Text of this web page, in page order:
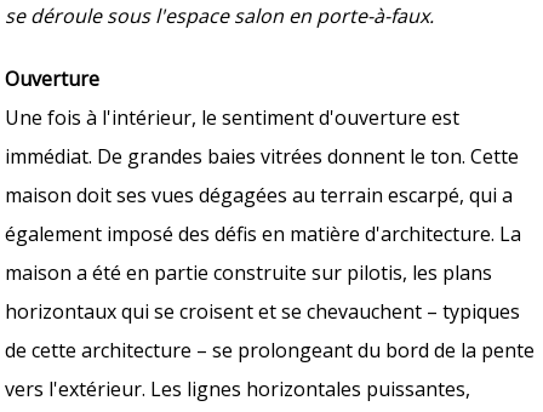
se déroule sous l'espace salon en porte-à-faux.
Ouverture
Une fois à l'intérieur, le sentiment d'ouverture est
immédiat. De grandes baies vitrées donnent le ton. Cette
maison doit ses vues dégagées au terrain escarpé, qui a
également imposé des défis en matière d'architecture. La
maison a été en partie construite sur pilotis, les plans
horizontaux qui se croisent et se chevauchent – typiques
de cette architecture – se prolongeant du bord de la pente
vers l'extérieur. Les lignes horizontales puissantes,